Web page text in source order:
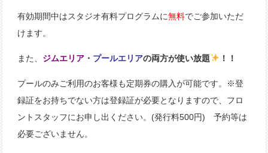
有効期間中はスタジオ有料プログラムに無料でご参加いただ
けます。
また、 ジムエリア ・ プールエリアの両方が使い放題 ！！
プールのみご利用のお客様も定期券の購入が可能です。※登
録証をお持ちでない方は登録証が必要となりますので、フロ
ントスタッフにお申し出ください。(発行料500円) 予約等は
必要ございません。